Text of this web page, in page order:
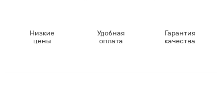
Низкие
цены
Удобная
оплата
Гарантия
качества